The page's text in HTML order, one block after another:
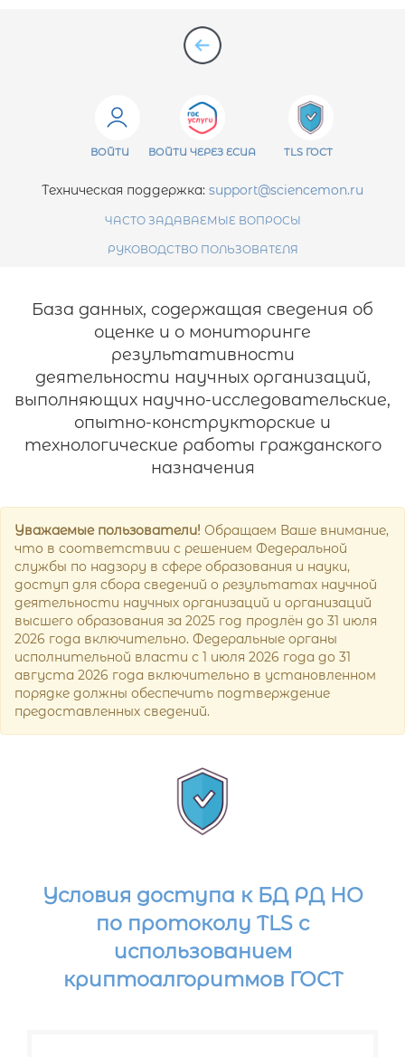
ВОЙТИ ВОЙТИ ЧЕРЕЗ ЕСИА TLS ГОСТ
Техническая поддержка: support@sciencemon.ru
ЧАСТО ЗАДАВАЕМЫЕ ВОПРОСЫ
РУКОВОДСТВО ПОЛЬЗОВАТЕЛЯ
База данных, содержащая сведения об
оценке и о мониторинге
результативности
деятельности научных организаций,
выполняющих научно-исследовательские,
опытно-конструкторские и
технологические работы гражданского
назначения
Уважаемые пользователи! Обращаем Ваше внимание,
что в соответствии с решением Федеральной
службы по надзору в сфере образования и науки,
доступ для сбора сведений о результатах научной
деятельности научных организаций и организаций
высшего образования за 2025 год продлён до 31 июля
2026 года включительно. Федеральные органы
исполнительной власти с 1 июля 2026 года до 31
августа 2026 года включительно в установленном
порядке должны обеспечить подтверждение
предоставленных сведений.
Условия доступа к БД РД НО
по протоколу TLS с
использованием
криптоалгоритмов ГОСТ